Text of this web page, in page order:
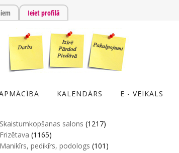
Ieiet profilā
KALENDĀRS E - VEIKALS
Skaistumkopšanas salons (1217)
Frizētava (1165)
Manikīrs, pedikīrs, podologs (101)